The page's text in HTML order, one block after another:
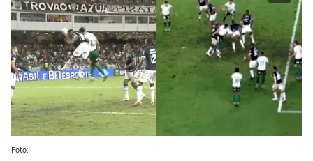
Foto: